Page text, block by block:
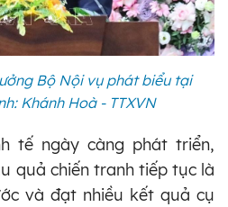
Bộ Nội vụ phát biểu tại
Khánh Hoà - TTXVN
tế ngày càng phát triển,
quả chiến tranh tiếp tục là
và đạt nhiều kết quả cụ